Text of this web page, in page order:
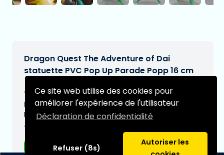
Ce site web utilise des cookies pour
améliorer l'expérience de l'utilisateur
Déclaration de confidentialité
Refuser (8s)
Autoriser les
Dragon Quest The Adventure of Dai
statuette PVC Pop Up Parade Popp 16 cm
€39,95 [Sous réserve de modifications]
Date de livraison prévue:
N/A
Type:
Figurines d'anime